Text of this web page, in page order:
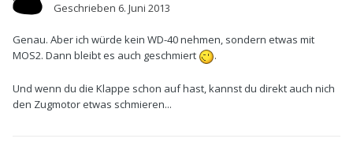
Geschrieben 6. Juni 2013
Genau. Aber ich würde kein WD-40 nehmen, sondern etwas mit
MOS2. Dann bleibt es auch geschmiert
.
Und wenn du die Klappe schon auf hast, kannst du direkt auch nich
den Zugmotor etwas schmieren...